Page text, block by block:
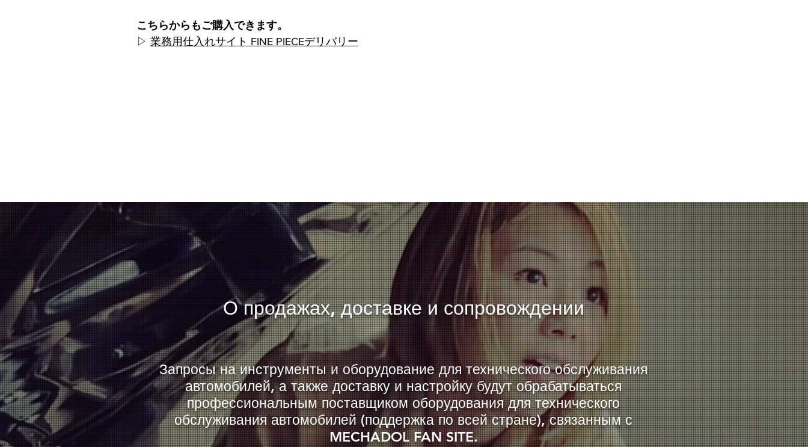
こちらからもご購入できます。
▷ 業務用仕入れサイト FINE PIECEデリバリー
​О продажах, доставке и сопровождении
Запросы на инструменты и оборудование для технического обслуживания
автомобилей, а также доставку и настройку будут обрабатываться
профессиональным поставщиком оборудования для технического
обслуживания автомобилей (поддержка по всей стране), связанным с
MECHADOL FAN SITE.